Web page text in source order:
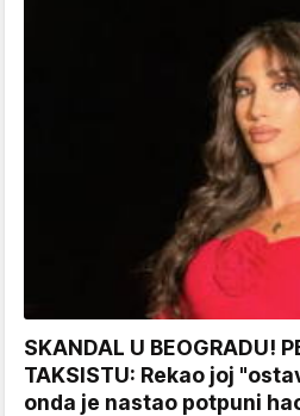
SKANDAL U BEOGRADU!
TAKSISTU: Rekao joj
onda je nastao potpuni